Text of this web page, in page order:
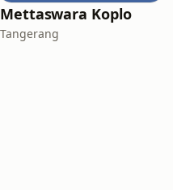
Mettaswara Koplo
Tangerang